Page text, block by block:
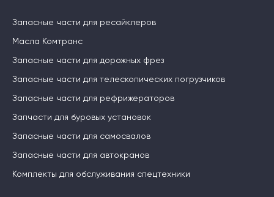
Запасные части для ресайклеров
Масла Комтранс
Запасные части для дорожных фрез
Запасные части для телескопических погрузчиков
Запасные части для рефрижераторов
Запчасти для буровых установок
Запасные части для самосвалов
Запасные части для автокранов
Комплекты для обслуживания спецтехники